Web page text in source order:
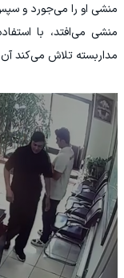
منشی او را می‌جورد و
منشی می‌افتد، با
مداربسته تلاش می‌کند آن